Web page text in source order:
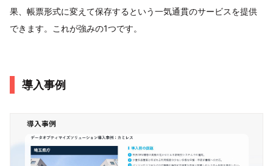
果、帳票形式に変えて保存するという一気通貫のサービスを提供
できます。これが強みの1つです。
導入事例